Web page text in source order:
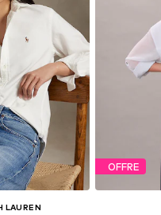
LAUREN
OFFRE